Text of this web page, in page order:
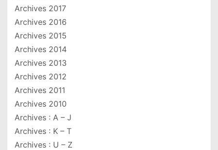
Archives 2017
Archives 2016
Archives 2015
Archives 2014
Archives 2013
Archives 2012
Archives 2011
Archives 2010
Archives : A – J
Archives : K – T
Archives : U – Z